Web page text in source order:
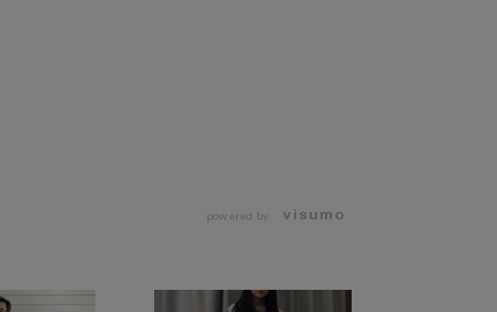
powered by